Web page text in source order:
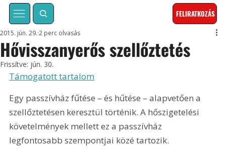
FELIRATKOZÁS
Hővisszanyerős szellőztetés
2015. jún. 29. 2 perc olvasás
Frissítve: jún. 30.
Támogatott tartalom
Egy passzívház fűtése – és hűtése – alapvetően a
szellőztetésen keresztül történik. A hőszigetelési
követelmények mellett ez a passzívház
legfontosabb szempontjai közé tartozik.